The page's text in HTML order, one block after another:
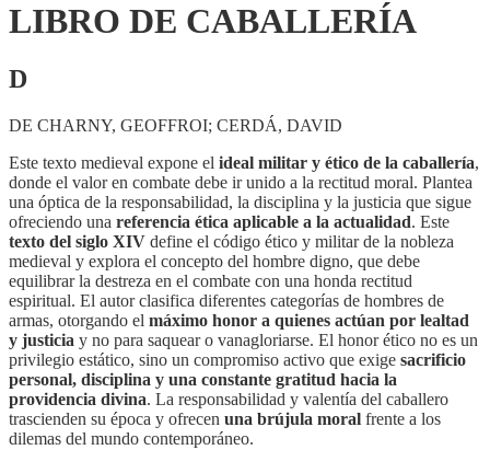
LIBRO DE CABALLERÍA
D
DE CHARNY, GEOFFROI; CERDÁ, DAVID
Este texto medieval expone el ideal militar y ético de la caballería,
donde el valor en combate debe ir unido a la rectitud moral. Plantea
una óptica de la responsabilidad, la disciplina y la justicia que sigue
ofreciendo una referencia ética aplicable a la actualidad. Este
texto del siglo XIV define el código ético y militar de la nobleza
medieval y explora el concepto del hombre digno, que debe
equilibrar la destreza en el combate con una honda rectitud
espiritual. El autor clasifica diferentes categorías de hombres de
armas, otorgando el máximo honor a quienes actúan por lealtad
y justicia y no para saquear o vanagloriarse. El honor ético no es un
privilegio estático, sino un compromiso activo que exige sacrificio
personal, disciplina y una constante gratitud hacia la
providencia divina. La responsabilidad y valentía del caballero
trascienden su época y ofrecen una brújula moral frente a los
dilemas del mundo contemporáneo.